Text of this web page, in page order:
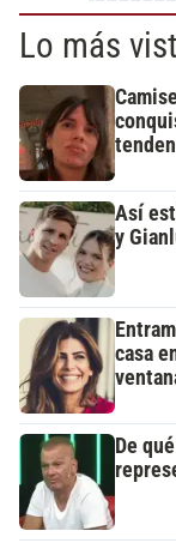
Lo más
Así
y
casa
De